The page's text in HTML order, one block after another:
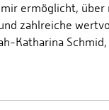
ermöglicht, über
zahlreiche
Katharina